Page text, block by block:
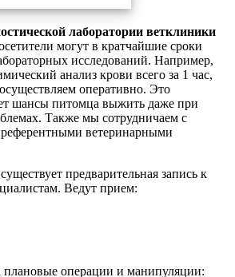
лаборатории ветклиники
могут в кратчайшие сроки
исследований. Например,
анализ крови всего за 1 час,
оперативно. Это
шансы питомца выжить даже при
Также мы сотрудничаем с
ветеринарными
предварительная запись к
Ведут прием:
плановые операции и манипуляции: